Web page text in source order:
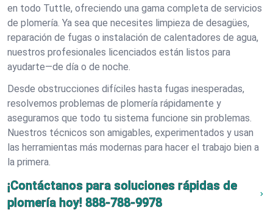
en todo Tuttle, ofreciendo una gama completa de servicios
de plomería. Ya sea que necesites limpieza de desagües,
reparación de fugas o instalación de calentadores de agua,
nuestros profesionales licenciados están listos para
ayudarte—de día o de noche.
Desde obstrucciones difíciles hasta fugas inesperadas,
resolvemos problemas de plomería rápidamente y
aseguramos que todo tu sistema funcione sin problemas.
Nuestros técnicos son amigables, experimentados y usan
las herramientas más modernas para hacer el trabajo bien a
la primera.
¡Contáctanos para soluciones rápidas de
plomería hoy! 888-788-9978